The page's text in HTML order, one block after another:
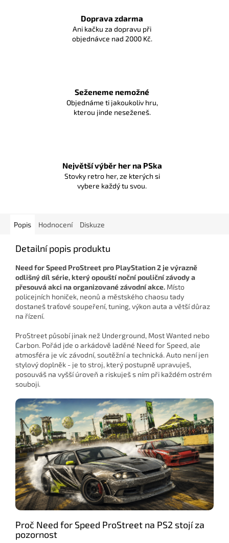
Doprava zdarma
Ani kačku za dopravu při
objednávce nad 2000 Kč.
Seženeme nemožné
Objednáme ti jakoukoliv hru,
kterou jinde neseženeš.
Největší výběr her na PSka
Stovky retro her, ze kterých si
vybere každý tu svou.
Popis Hodnocení Diskuze
Detailní popis produktu
Need for Speed ProStreet pro PlayStation 2 je výrazně
odlišný díl série, který opouští noční pouliční závody a
přesouvá akci na organizované závodní akce. Místo
policejních honiček, neonů a městského chaosu tady
dostaneš traťové soupeření, tuning, výkon auta a větší důraz
na řízení.
ProStreet působí jinak než Underground, Most Wanted nebo
Carbon. Pořád jde o arkádově laděné Need for Speed, ale
atmosféra je víc závodní, soutěžní a technická. Auto není jen
stylový doplněk - je to stroj, který postupně upravuješ,
posouváš na vyšší úroveň a riskuješ s ním při každém ostrém
souboji.
Proč Need for Speed ProStreet na PS2 stojí za
pozornost